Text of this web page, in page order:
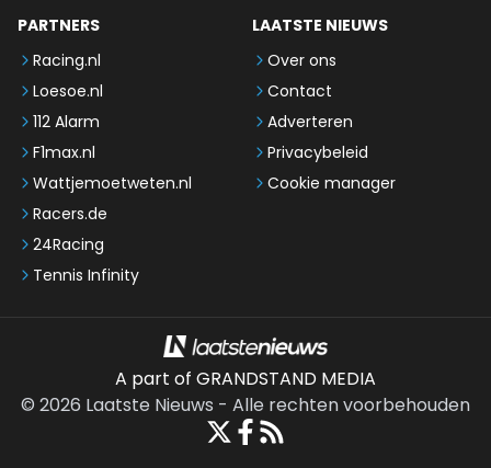
PARTNERS
Racing.nl
Loesoe.nl
112 Alarm
F1max.nl
Wattjemoetweten.nl
Racers.de
24Racing
Tennis Infinity
LAATSTE NIEUWS
Over ons
Contact
Adverteren
Privacybeleid
Cookie manager
A part of GRANDSTAND MEDIA
© 2026 Laatste Nieuws - Alle rechten voorbehouden